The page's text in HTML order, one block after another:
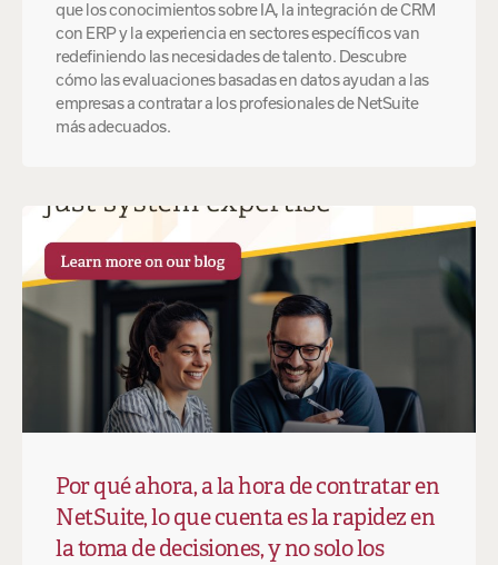
que los conocimientos sobre IA, la integración de CRM
con ERP y la experiencia en sectores específicos van
redefiniendo las necesidades de talento. Descubre
cómo las evaluaciones basadas en datos ayudan a las
empresas a contratar a los profesionales de NetSuite
más adecuados.
Por qué ahora, a la hora de contratar en
NetSuite, lo que cuenta es la rapidez en
la toma de decisiones, y no solo los